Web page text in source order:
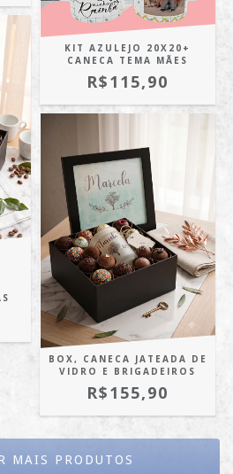
KIT AZULEJO 20X20+
CANECA TEMA MÃES
R$115,90
BOX, CANECA JATEADA DE
VIDRO E BRIGADEIROS
R$155,90
MAIS PRODUTOS